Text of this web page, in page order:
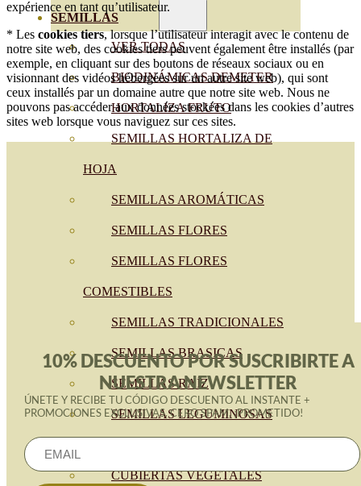
SEMILLAS
VER TODAS
BIODINÁMICAS DEMETER
HORTALIZA FRUTO
SEMILLAS HORTALIZA DE
HOJA
SEMILLAS AROMÁTICAS
SEMILLAS FLORES
SEMILLAS FLORES
COMESTIBLES
SEMILLAS TRADICIONALES
SEMILLAS BRASICAS
SEMILLAS RAÍZ
SEMILLAS LEGUMINOSAS
CUBIERTAS VEGETALES
expérience en tant qu’utilisateur.
* Les cookies tiers, lorsque l’utilisateur interagit avec le contenu de
notre site web, des cookies tiers peuvent également être installés (par
exemple, en cliquant sur des boutons de réseaux sociaux ou en
visionnant des vidéos hébergées sur un autre site web), qui sont
ceux installés par un domaine autre que notre site web. Nous ne
pouvons pas accéder aux données stockées dans les cookies d’autres
sites web lorsque vous naviguez sur ces sites.
10% DESCUENTO POR SUSCRIBIRTE A
NUESTRA NEWSLETTER
ÚNETE Y RECIBE TU CÓDIGO DESCUENTO AL INSTANTE +
PROMOCIONES EXCLUSIVAS. CERO SPAM, ¡PROMETIDO!